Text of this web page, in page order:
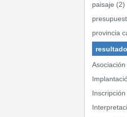
paisaje (2)
provincia
Asociación
Inscripción